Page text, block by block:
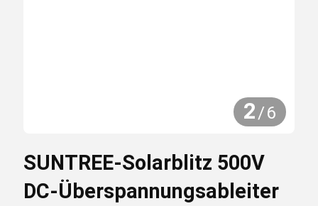
2/6
SUNTREE-Solarblitz 500V
DC-Überspannungsableiter